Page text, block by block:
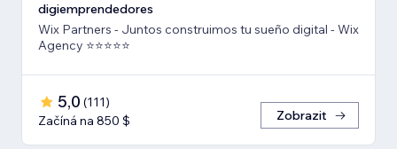
digiemprendedores
Wix Partners - Juntos construimos tu sueño digital - Wix
Agency ⭐️⭐️⭐️⭐️⭐️
5,0 (111)
Začíná na 850 $
Zobrazit